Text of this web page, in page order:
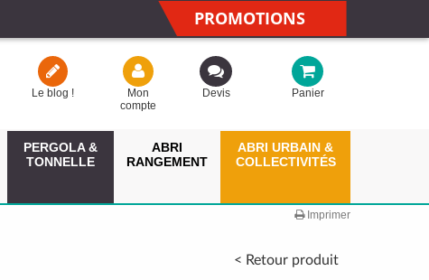
PROMOTIONS
Le blog !
Mon
compte
Devis Panier
PERGOLA &
TONNELLE
ABRI
RANGEMENT
ABRI URBAIN &
COLLECTIVITÉS
Imprimer
< Retour produit